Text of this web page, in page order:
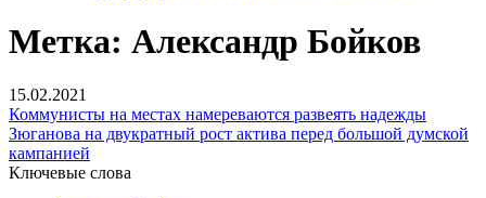
Метка: Александр Бойков
15.02.2021
Коммунисты на местах намереваются развеять надежды
Зюганова на двукратный рост актива перед большой думской
кампанией
Ключевые слова